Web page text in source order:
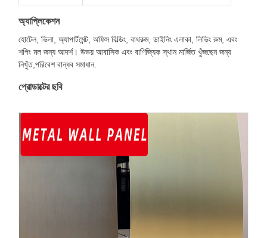
অ্যাপ্লিকেশন
হোটেল, ভিলা, অ্যাপার্টমেন্ট, অফিস বিল্ডিং, বাথরুম, ডাইনিং এলাকা, লিভিং রুম, এবং
শপিং মল জন্য আদর্শ। উভয় আবাসিক এবং বাণিজ্যিক স্থান মার্জিত খুঁজছেন জন্য
নিখুঁত,পরিবেশ বান্ধব সমাধান.
প্রোডাক্টের ছবি